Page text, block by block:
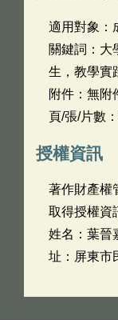
適用對象：
關鍵詞：大
生，教學實
附件：無附
頁/張/片數
授權資訊
著作財產權
取得授權資
姓名：葉晉
址：屏東市